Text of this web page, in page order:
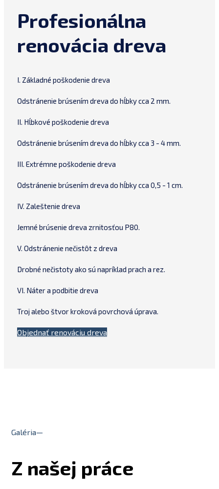
Profesionálna
renovácia dreva
I. Základné poškodenie dreva
Odstránenie brúsením dreva do hĺbky cca 2 mm.
II. Hĺbkové poškodenie dreva
Odstránenie brúsením dreva do hĺbky cca 3 - 4 mm.
III. Extrémne poškodenie dreva
Odstránenie brúsením dreva do hĺbky cca 0,5 - 1 cm.
IV. Zaleštenie dreva
Jemné brúsenie dreva zrnitosťou P80.
V. Odstránenie nečistôt z dreva
Drobné nečistoty ako sú napríklad prach a rez.
VI. Náter a podbitie dreva
Troj alebo štvor kroková povrchová úprava.
Objednať renováciu dreva
Galéria—
Z našej práce